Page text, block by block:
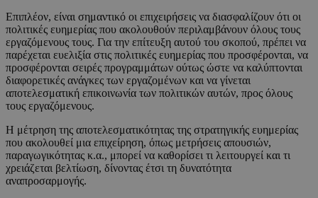
Επιπλέον, είναι σημαντικό οι επιχειρήσεις να διασφαλίζουν ότι οι
πολιτικές ευημερίας που ακολουθούν περιλαμβάνουν όλους τους
εργαζόμενους τους. Για την επίτευξη αυτού του σκοπού, πρέπει να
παρέχεται ευελιξία στις πολιτικές ευημερίας που προσφέρονται, να
προσφέρονται σειρές προγραμμάτων ούτως ώστε να καλύπτονται
διαφορετικές ανάγκες των εργαζομένων και να γίνεται
αποτελεσματική επικοινωνία των πολιτικών αυτών, προς όλους
τους εργαζόμενους.
Η μέτρηση της αποτελεσματικότητας της στρατηγικής ευημερίας
που ακολουθεί μια επιχείρηση, όπως μετρήσεις απουσιών,
παραγωγικότητας κ.α., μπορεί να καθορίσει τι λειτουργεί και τι
χρειάζεται βελτίωση, δίνοντας έτσι τη δυνατότητα
αναπροσαρμογής.